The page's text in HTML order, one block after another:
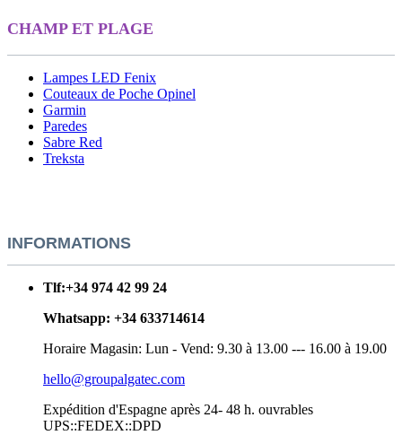
CHAMP ET PLAGE
Lampes LED Fenix
Couteaux de Poche Opinel
Garmin
Paredes
Sabre Red
Treksta
INFORMATIONS
Tlf:+34 974 42 99 24
Whatsapp: +34 633714614
Horaire Magasin: Lun - Vend: 9.30 à 13.00 --- 16.00 à 19.00
hello@groupalgatec.com
Expédition d'Espagne après 24- 48 h. ouvrables
UPS::FEDEX::DPD